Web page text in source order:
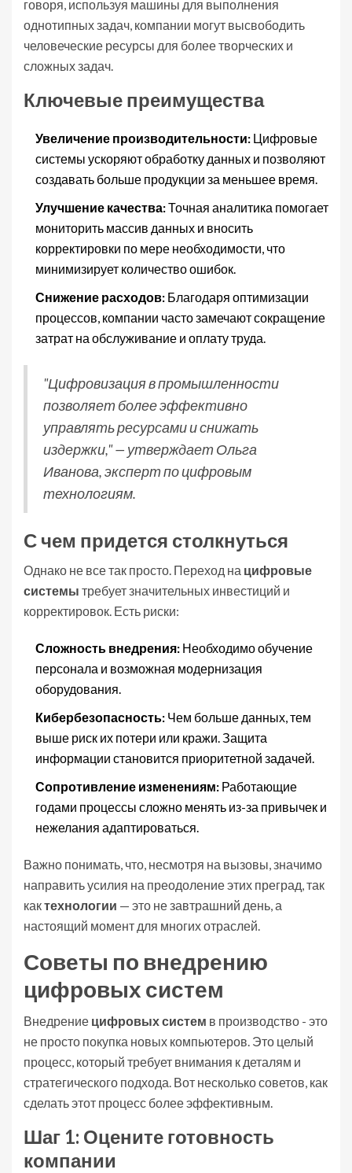
говоря, используя машины для выполнения
однотипных задач, компании могут высвободить
человеческие ресурсы для более творческих и
сложных задач.
Ключевые преимущества
Увеличение производительности: Цифровые
системы ускоряют обработку данных и позволяют
создавать больше продукции за меньшее время.
Улучшение качества:Точная аналитика помогает
мониторить массив данных и вносить
корректировки по мере необходимости, что
минимизирует количество ошибок.
Снижение расходов: Благодаря оптимизации
процессов, компании часто замечают сокращение
затрат на обслуживание и оплату труда.
"Цифровизация в промышленности
позволяет более эффективно
управлять ресурсами и снижать
издержки," — утверждает Ольга
Иванова, эксперт по цифровым
технологиям.
С чем придется столкнуться
Однако не все так просто. Переход на цифровые
системы требует значительных инвестиций и
корректировок. Есть риски:
Сложность внедрения: Необходимо обучение
персонала и возможная модернизация
оборудования.
Кибербезопасность: Чем больше данных, тем
выше риск их потери или кражи. Защита
информации становится приоритетной задачей.
Сопротивление изменениям: Работающие
годами процессы сложно менять из-за привычек и
нежелания адаптироваться.
Важно понимать, что, несмотря на вызовы, значимо
направить усилия на преодоление этих преград, так
кактехнологии — это не завтрашний день, а
настоящий момент для многих отраслей.
Советы по внедрению
цифровых систем
Внедрение цифровых систем в производство - это
не просто покупка новых компьютеров. Это целый
процесс, который требует внимания к деталям и
стратегического подхода. Вот несколько советов, как
сделать этот процесс более эффективным.
Шаг 1: Оцените готовность
компании